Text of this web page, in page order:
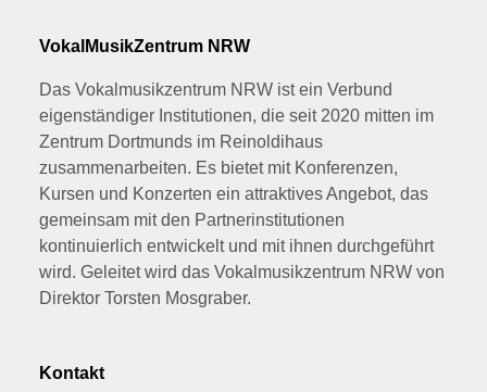
VokalMusikZentrum NRW
Das Vokalmusikzentrum NRW ist ein Verbund
eigenständiger Institutionen, die seit 2020 mitten im
Zentrum Dortmunds im Reinoldihaus
zusammenarbeiten. Es bietet mit Konferenzen,
Kursen und Konzerten ein attraktives Angebot, das
gemeinsam mit den Partnerinstitutionen
kontinuierlich entwickelt und mit ihnen durchgeführt
wird. Geleitet wird das Vokalmusikzentrum NRW von
Direktor Torsten Mosgraber.
Kontakt